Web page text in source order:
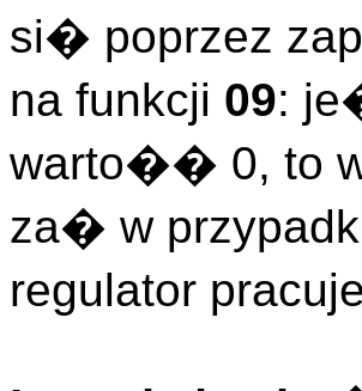
si� poprzez
na funkcji 09:
warto�� 0, to
za� w
regulator